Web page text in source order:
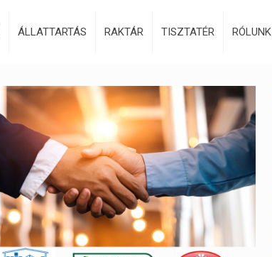
ÁLLATTARTÁS RAKTÁR TISZTATÉR RÓLUNK